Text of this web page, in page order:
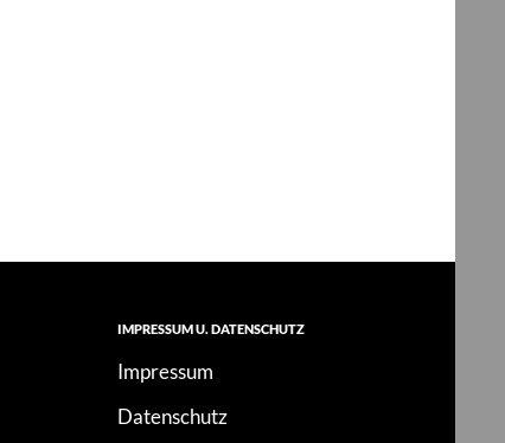
IMPRESSUM U. DATENSCHUTZ
Impressum
Datenschutz